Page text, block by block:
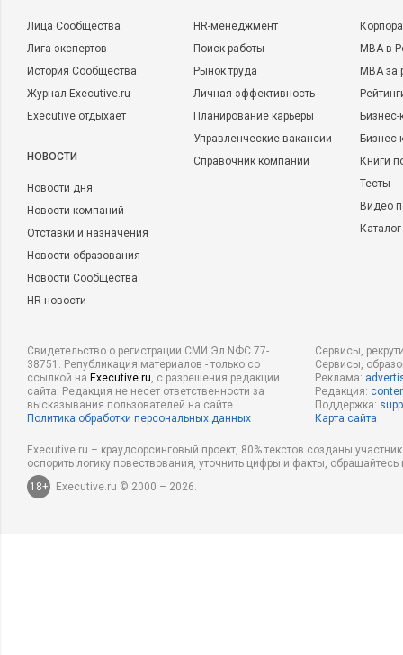
Лица Сообщества
Лига экспертов
История Сообщества
Журнал Executive.ru
Executive отдыхает
НОВОСТИ
Новости дня
Новости компаний
Отставки и назначения
Новости образования
Новости Сообщества
HR-новости
HR-менеджмент
Поиск работы
Рынок труда
Личная эффективность
Планирование карьеры
Управленческие вакансии
Справочник компаний
MBA в
MBA
Бизнес-
Книги
Тесты
Видео
Свидетельство о регистрации СМИ Эл NФС 77-
38751. Републикация материалов - только со
ссылкой на Executive.ru, с разрешения редакции
сайта. Редакция не несет ответственности за
высказывания пользователей на сайте.
Политика обработки персональных данных
Сервисы,
Сервисы,
Реклама:
Редакция:
Поддержка:
Карта сайта
Executive.ru – краудсорсинговый проект, 80% текстов созданы
оспорить логику повествования, уточнить цифры и факты,
18+
Executive.ru © 2000 – 2026.